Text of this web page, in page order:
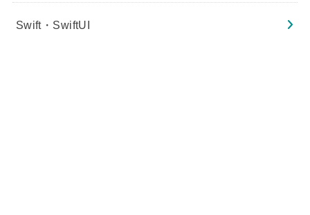
Swift・SwiftUI